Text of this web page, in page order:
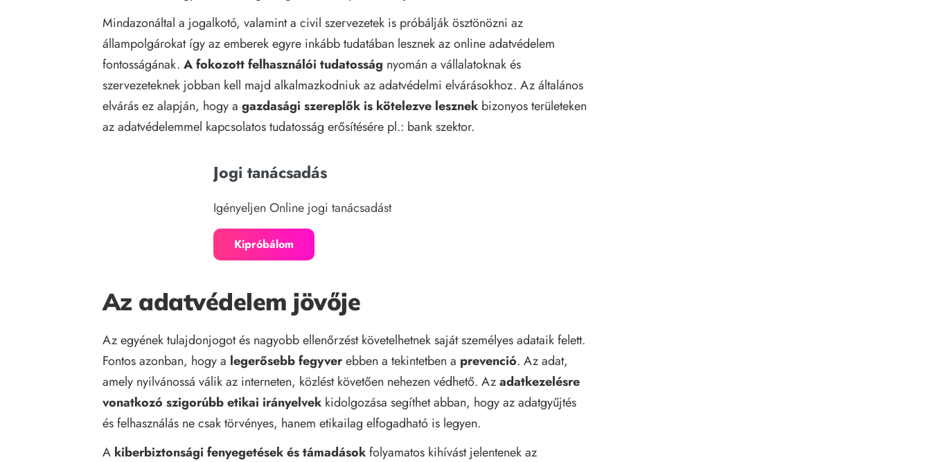
Mindazonáltal a jogalkotó, valamint a civil szervezetek is próbálják ösztönözni az
állampolgárokat így az emberek egyre inkább tudatában lesznek az online adatvédelem
fontosságának. A fokozott felhasználói tudatosság nyomán a vállalatoknak és
szervezeteknek jobban kell majd alkalmazkodniuk az adatvédelmi elvárásokhoz. Az általános
elvárás ez alapján, hogy a gazdasági szereplők is kötelezve lesznek bizonyos területeken
az adatvédelemmel kapcsolatos tudatosság erősítésére pl.: bank szektor.
Jogi tanácsadás
Igényeljen Online jogi tanácsadást
Kipróbálom
Az adatvédelem jövője
Az egyének tulajdonjogot és nagyobb ellenőrzést követelhetnek saját személyes adataik felett.
Fontos azonban, hogy a legerősebb fegyverebben a tekintetben a prevenció. Az adat,
amely nyilvánossá válik az interneten, közlést követően nehezen védhető. Azadatkezelésre
vonatkozó szigorúbb etikai irányelvek kidolgozása segíthet abban, hogy az adatgyűjtés
és felhasználás ne csak törvényes, hanem etikailag elfogadható is legyen.
A kiberbiztonsági fenyegetések és támadásokfolyamatos kihívást jelentenek az